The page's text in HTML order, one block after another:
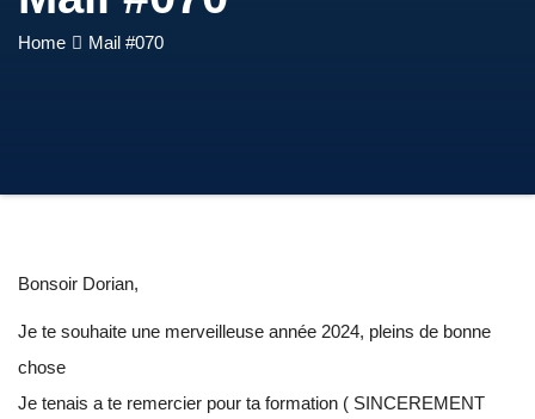
Home Mail #070
Bonsoir Dorian,
Je te souhaite une merveilleuse année 2024, pleins de bonne
chose
Je tenais a te remercier pour ta formation ( SINCEREMENT